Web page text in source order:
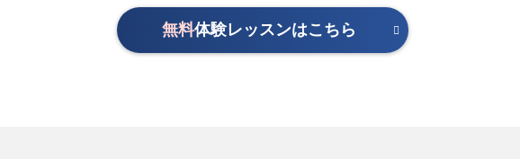
無料体験レッスンはこちら